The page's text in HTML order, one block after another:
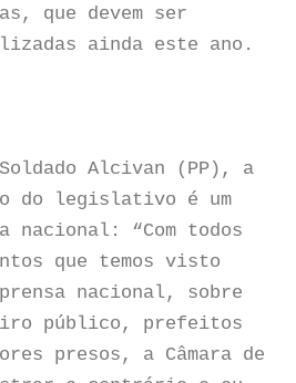
que devem ser
ainda este ano.
Alcivan (PP), a
do legislativo é um
nacional: “Com todos
que temos visto
nacional, sobre
público, prefeitos
presos, a Câmara de